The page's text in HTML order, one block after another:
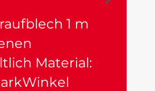
1 m
Material: